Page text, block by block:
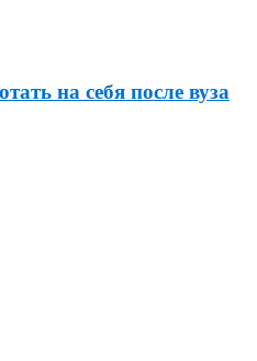
на себя после вуза